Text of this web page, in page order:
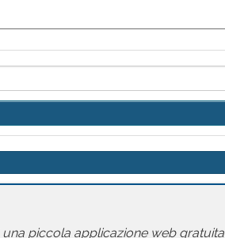
piccola applicazione web gratuita